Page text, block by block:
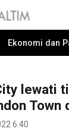
Ekonomi dan
lewati
Town
6:40